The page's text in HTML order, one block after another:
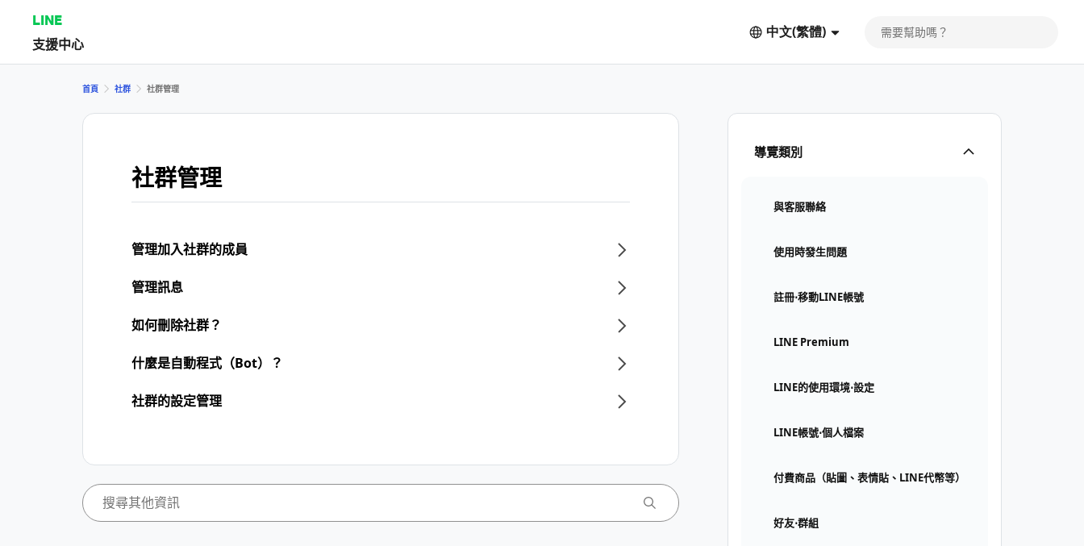
LINE
支援中心
中文(繁體)
導覽類別
與客服聯絡
使用時發生問題
註冊⋅移動LINE帳號
LINE Premium
LINE的使用環境⋅設定
LINE帳號⋅個人檔案
付費商品（貼圖、表情貼、LINE代幣等）
好友⋅群組
首頁 社群 社群管理
社群管理
管理加入社群的成員
管理訊息
如何刪除社群？
什麼是自動程式（Bot）？
社群的設定管理